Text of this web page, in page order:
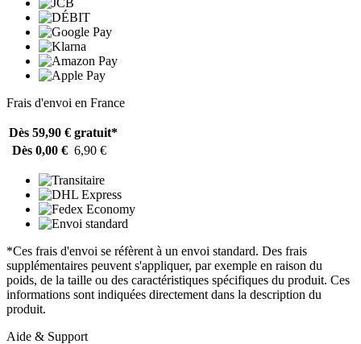
Frais d'envoi en France
Dès 59,90 € gratuit*
Dès 0,00 € 6,90 €
*Ces frais d'envoi se réfèrent à un envoi standard. Des frais
supplémentaires peuvent s'appliquer, par exemple en raison du
poids, de la taille ou des caractéristiques spécifiques du produit. Ces
informations sont indiquées directement dans la description du
produit.
Aide & Support